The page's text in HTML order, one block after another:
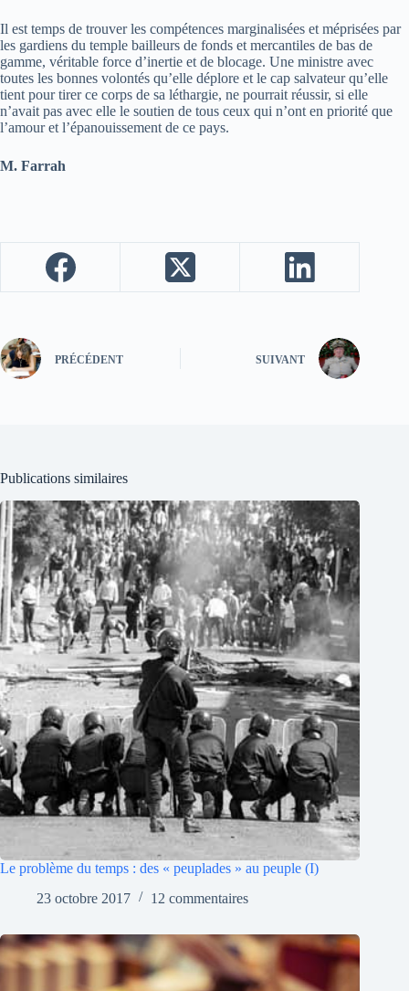
Il est temps de trouver les compétences marginalisées et méprisées par
les gardiens du temple bailleurs de fonds et mercantiles de bas de
gamme, véritable force d’inertie et de blocage. Une ministre avec
toutes les bonnes volontés qu’elle déplore et le cap salvateur qu’elle
tient pour tirer ce corps de sa léthargie, ne pourrait réussir, si elle
n’avait pas avec elle le soutien de tous ceux qui n’ont en priorité que
l’amour et l’épanouissement de ce pays.
M. Farrah
PRÉCÉDENT SUIVANT
Publications similaires
Le problème du temps : des « peuplades » au peuple (I)
23 octobre 2017
12 commentaires